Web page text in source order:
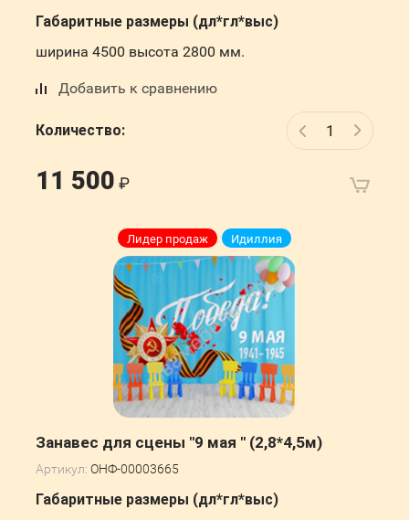
Габаритные размеры (дл*гл*выс)
ширина 4500 высота 2800 мм.
Добавить к сравнению
Количество:
11 500
Лидер продаж Идиллия
Занавес для сцены "9 мая " (2,8*4,5м)
Артикул: ОНФ-00003665
Габаритные размеры (дл*гл*выс)